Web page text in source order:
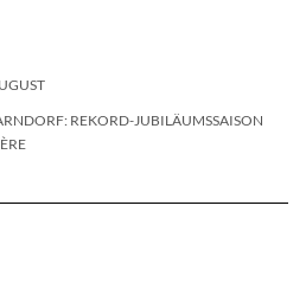
REKORD-JUBILÄUMSSAISON